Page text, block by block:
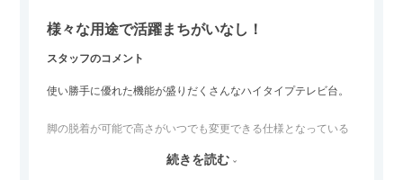
様々な用途で活躍まちがいなし！
スタッフのコメント
使い勝手に優れた機能が盛りだくさんなハイタイプテレビ台。
脚の脱着が可能で高さがいつでも変更できる仕様となっている
続きを読む